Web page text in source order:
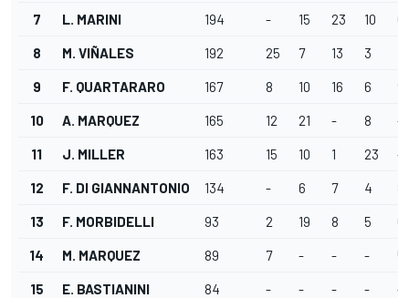
7 L. MARINI 194 - 15 23 10 6
8 M. VIÑALES 192 25 7 13 3
9 F. QUARTARARO 167 8 10 16 6 9
10 A. MARQUEZ 165 12 21 - 8 -
11 J. MILLER 163 15 10 1 23 -
12 F. DI GIANNANTONIO 134 - 6 7 4
13 F. MORBIDELLI 93 2 19 8 5 6
14 M. MARQUEZ 89 7 - - - 5
15 E. BASTIANINI 84 - - - - -